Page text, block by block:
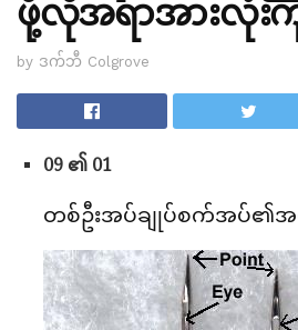
ဖို့လိုအရာအားလုံး
by ဒက်ဘီ Colgrove
09 ၏ 01
တစ်ဦးအပ်ချုပ်စက်အပ်၏အစိ